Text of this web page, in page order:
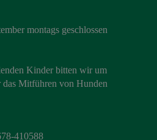
montags geschlossen
Kinder bitten wir um
das Mitführen von Hunden
410588